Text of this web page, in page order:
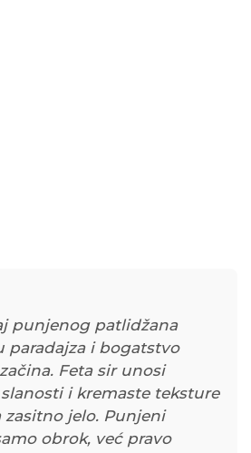
punjenog patlidžana
paradajza i bogatstvo
Feta sir unosi
i kremaste teksture
zasitno jelo. Punjeni
obrok, već pravo